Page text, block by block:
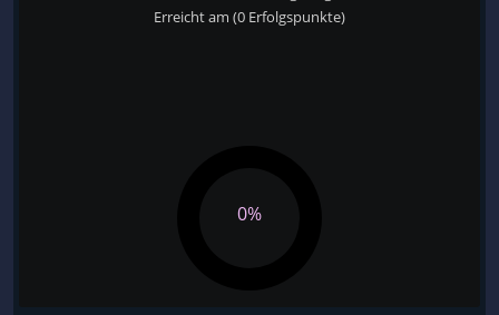
Erreicht am (0 Erfolgspunkte)
0%